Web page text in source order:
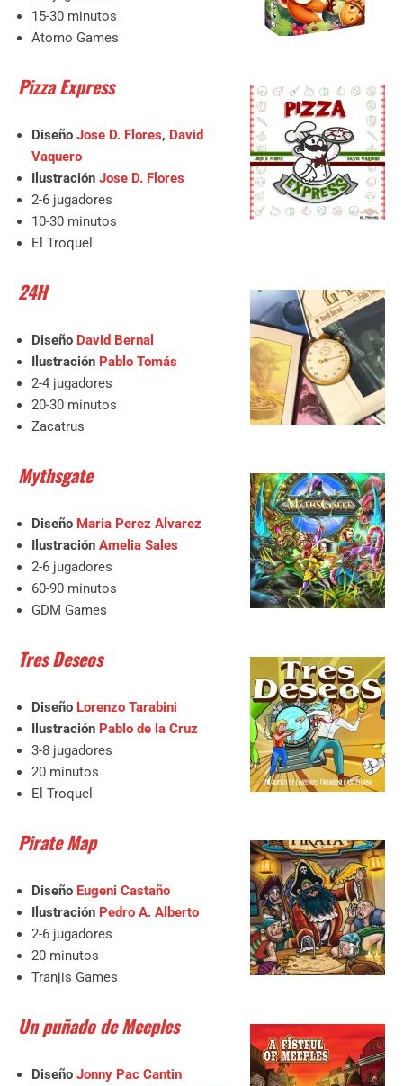
15-30 minutos
Atomo Games
Pizza Express
Diseño Jose D. Flores, David
Vaquero
Ilustración Jose D. Flores
2-6 jugadores
10-30 minutos
El Troquel
24H
Diseño David Bernal
Ilustración Pablo Tomás
2-4 jugadores
20-30 minutos
Zacatrus
Mythsgate
Diseño Maria Perez Alvarez
Ilustración Amelia Sales
2-6 jugadores
60-90 minutos
GDM Games
Tres Deseos
Diseño Lorenzo Tarabini
Ilustración Pablo de la Cruz
3-8 jugadores
20 minutos
El Troquel
Pirate Map
Diseño Eugeni Castaño
Ilustración Pedro A. Alberto
2-6 jugadores
20 minutos
Tranjis Games
Un puñado de Meeples
Diseño Jonny Pac Cantin